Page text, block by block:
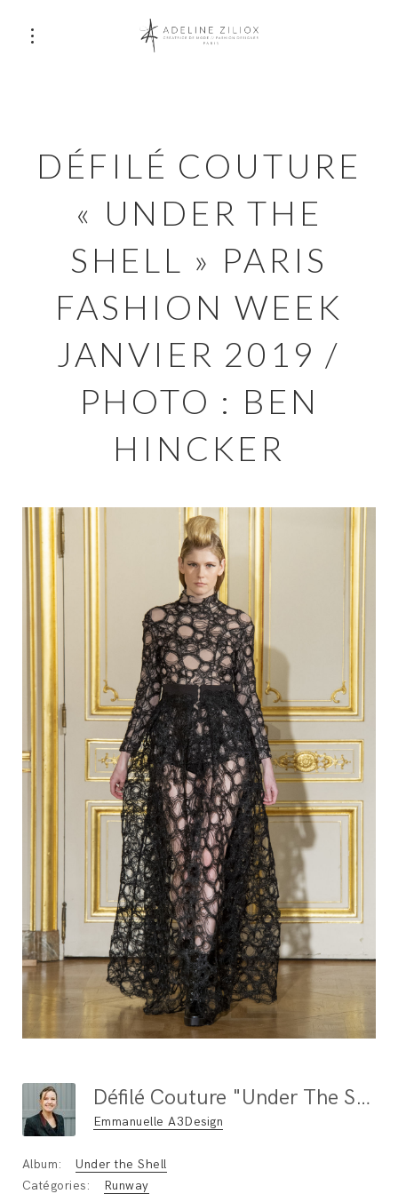
DÉFILÉ COUTURE
« UNDER THE
SHELL » PARIS
FASHION WEEK
JANVIER 2019 /
PHOTO : BEN
HINCKER
Défilé Couture "Under The Shell" Paris Fashion Week Janvier 2019 / Photo : Ben Hincker
Emmanuelle A3Design
Album:
Under the Shell
Catégories:
Runway